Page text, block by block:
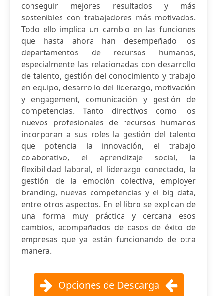
conseguir mejores resultados y más
sostenibles con trabajadores más motivados.
Todo ello implica un cambio en las funciones
que hasta ahora han desempeñado los
departamentos de recursos humanos,
especialmente las relacionadas con desarrollo
de talento, gestión del conocimiento y trabajo
en equipo, desarrollo del liderazgo, motivación
y engagement, comunicación y gestión de
competencias. Tanto directivos como los
nuevos profesionales de recursos humanos
incorporan a sus roles la gestión del talento
que potencia la innovación, el trabajo
colaborativo, el aprendizaje social, la
flexibilidad laboral, el liderazgo conectado, la
gestión de la emoción colectiva, employer
branding, nuevas competencias y el big data,
entre otros aspectos. En el libro se explican de
una forma muy práctica y cercana esos
cambios, acompañados de casos de éxito de
empresas que ya están funcionando de otra
manera.
Opciones de Descarga